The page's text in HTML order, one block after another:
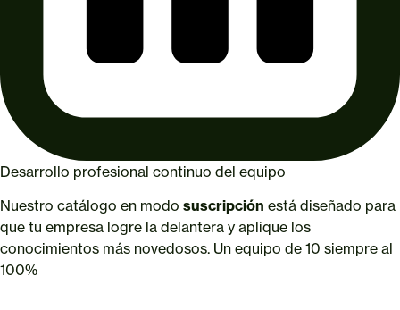
Desarrollo profesional continuo del equipo
Nuestro catálogo en modo suscripción está diseñado para
que tu empresa logre la delantera y aplique los
conocimientos más novedosos. Un equipo de 10 siempre al
100%